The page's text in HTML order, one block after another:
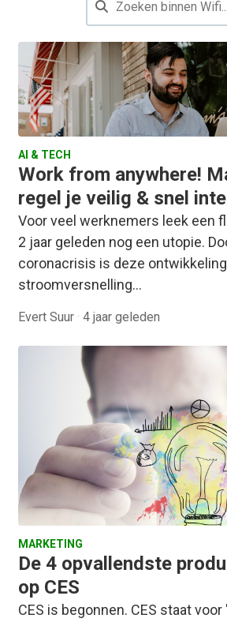
AI & TECH
Work from anywhere!
regel je veilig & snel
Voor veel werknemers leek een
2 jaar geleden nog een utopie.
coronacrisis is deze
stroomversnelling…
Evert Suur · 4 jaar geleden
MARKETING
De 4 opvallendste
op CES
CES is begonnen. CES staat